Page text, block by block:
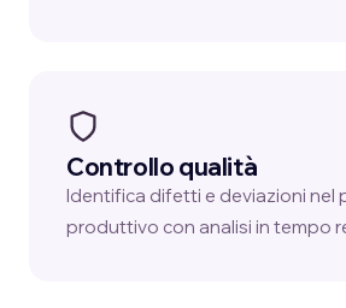
Controllo qualità
Identifica difetti e deviazioni nel
produttivo con analisi in tempo